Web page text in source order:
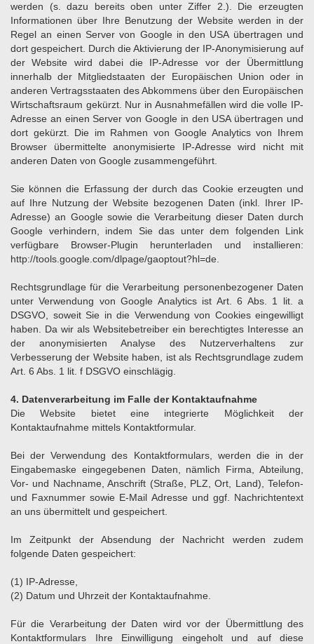
werden (s. dazu bereits oben unter Ziffer 2.). Die erzeugten
Informationen über Ihre Benutzung der Website werden in der
Regel an einen Server von Google in den USA übertragen und
dort gespeichert. Durch die Aktivierung der IP-Anonymisierung auf
der Website wird dabei die IP-Adresse vor der Übermittlung
innerhalb der Mitgliedstaaten der Europäischen Union oder in
anderen Vertragsstaaten des Abkommens über den Europäischen
Wirtschaftsraum gekürzt. Nur in Ausnahmefällen wird die volle IP-
Adresse an einen Server von Google in den USA übertragen und
dort gekürzt. Die im Rahmen von Google Analytics von Ihrem
Browser übermittelte anonymisierte IP-Adresse wird nicht mit
anderen Daten von Google zusammengeführt.
Sie können die Erfassung der durch das Cookie erzeugten und
auf Ihre Nutzung der Website bezogenen Daten (inkl. Ihrer IP-
Adresse) an Google sowie die Verarbeitung dieser Daten durch
Google verhindern, indem Sie das unter dem folgenden Link
verfügbare Browser-Plugin herunterladen und installieren:
http://tools.google.com/dlpage/gaoptout?hl=de
Rechtsgrundlage für die Verarbeitung personenbezogener Daten
unter Verwendung von Google Analytics ist Art. 6 Abs. 1 lit. a
DSGVO, soweit Sie in die Verwendung von Cookies eingewilligt
haben. Da wir als Websitebetreiber ein berechtigtes Interesse an
der anonymisierten Analyse des Nutzerverhaltens zur
Verbesserung der Website haben, ist als Rechtsgrundlage zudem
Art. 6 Abs. 1 lit. f DSGVO einschlägig.
4. Datenverarbeitung im Falle der Kontaktaufnahme
Die Website bietet eine integrierte Möglichkeit der
Kontaktaufnahme mittels Kontaktformular.
Bei der Verwendung des Kontaktformulars, werden die in der
Eingabemaske eingegebenen Daten, nämlich Firma, Abteilung,
Vor- und Nachname, Anschrift (Straße, PLZ, Ort, Land), Telefon-
und Faxnummer sowie E-Mail Adresse und ggf. Nachrichtentext
an uns übermittelt und gespeichert.
Im Zeitpunkt der Absendung der Nachricht werden zudem
folgende Daten gespeichert:
(1) IP-Adresse,
(2) Datum und Uhrzeit der Kontaktaufnahme.
Für die Verarbeitung der Daten wird vor der Übermittlung des
Kontaktformulars Ihre Einwilligung eingeholt und auf diese